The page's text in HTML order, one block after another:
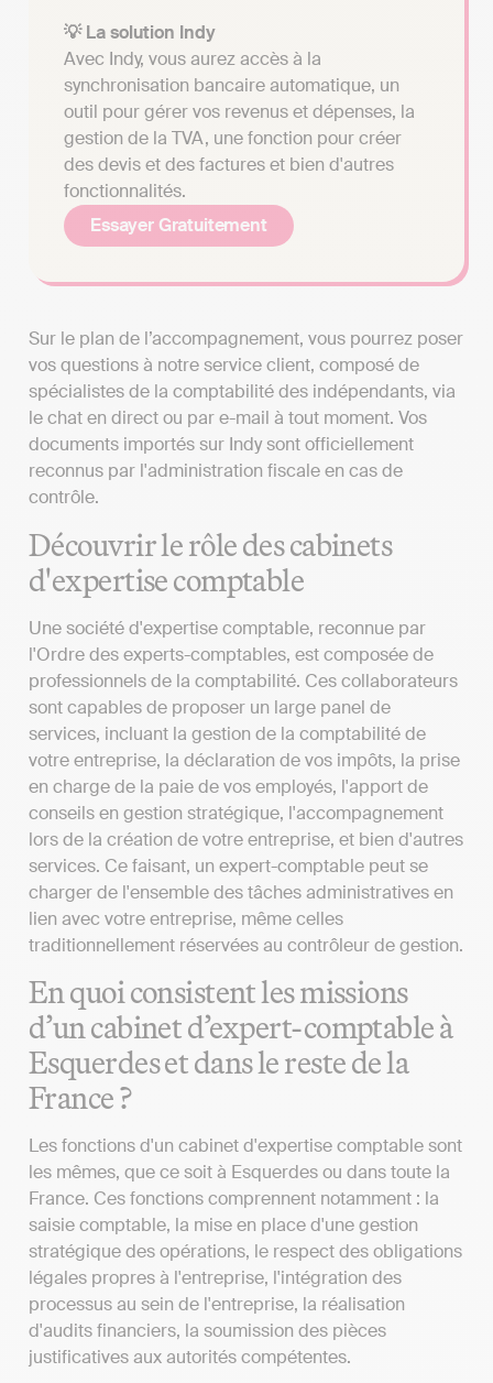
💡 La solution Indy
Avec Indy, vous aurez accès à la
synchronisation bancaire automatique, un
outil pour gérer vos revenus et dépenses, la
gestion de la TVA, une fonction pour créer
des devis et des factures et bien d'autres
fonctionnalités.
Essayer Gratuitement
Sur le plan de l’accompagnement, vous pourrez poser
vos questions à notre service client, composé de
spécialistes de la comptabilité des indépendants, via
le chat en direct ou par e-mail à tout moment. Vos
documents importés sur Indy sont officiellement
reconnus par l'administration fiscale en cas de
contrôle.
Découvrir le rôle des cabinets
d'expertise comptable
Une société d'expertise comptable, reconnue par
l'Ordre des experts-comptables, est composée de
professionnels de la comptabilité. Ces collaborateurs
sont capables de proposer un large panel de
services, incluant la gestion de la comptabilité de
votre entreprise, la déclaration de vos impôts, la prise
en charge de la paie de vos employés, l'apport de
conseils en gestion stratégique, l'accompagnement
lors de la création de votre entreprise, et bien d'autres
services. Ce faisant, un expert-comptable peut se
charger de l'ensemble des tâches administratives en
lien avec votre entreprise, même celles
traditionnellement réservées au contrôleur de gestion.
En quoi consistent les missions
d’un cabinet d’expert-comptable à
Esquerdes et dans le reste de la
France ?
Les fonctions d'un cabinet d'expertise comptable sont
les mêmes, que ce soit à Esquerdes ou dans toute la
France. Ces fonctions comprennent notamment : la
saisie comptable, la mise en place d'une gestion
stratégique des opérations, le respect des obligations
légales propres à l'entreprise, l'intégration des
processus au sein de l'entreprise, la réalisation
d'audits financiers, la soumission des pièces
justificatives aux autorités compétentes.